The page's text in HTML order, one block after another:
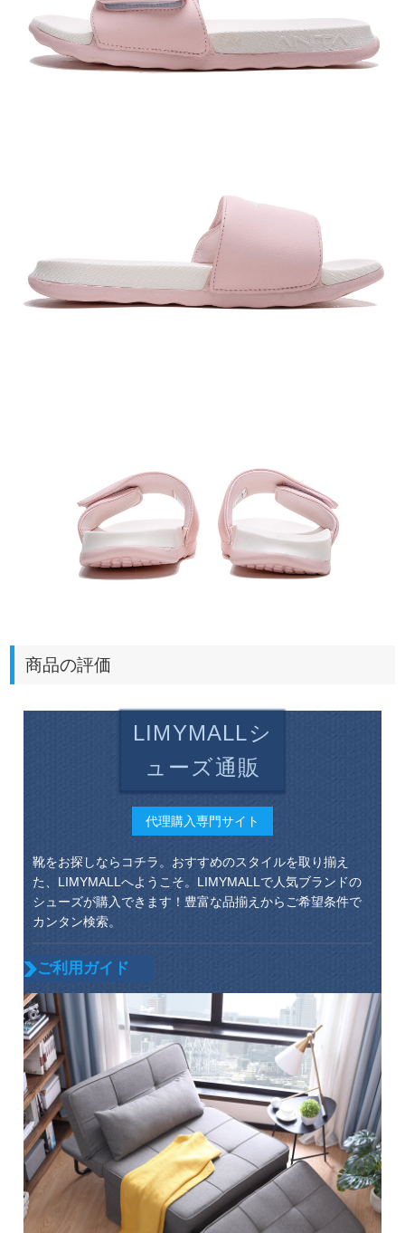
商品の評価
LIMYMALLシ
ューズ通販
代理購入専門サイト
靴をお探しならコチラ。おすすめのスタイルを取り揃え
た、LIMYMALLへようこそ。LIMYMALLで人気ブランドの
シューズが購入できます！豊富な品揃えからご希望条件で
カンタン検索。
ご利用ガイド